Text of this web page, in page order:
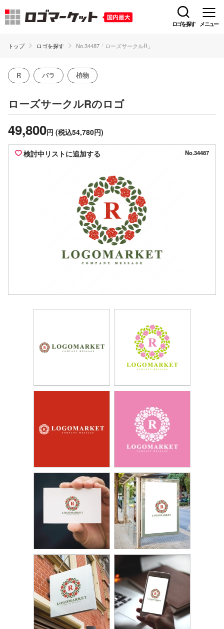
ロゴを探す メニュー
トップ ロゴを探す No.34487「ローズサークルR」
R バラ 植物
ローズサークルRのロゴ
49,800円 (税込54,780円)
検討中リストに追加する No.34487